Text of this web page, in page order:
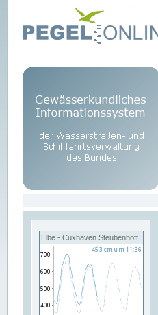
Elbe - Cuxhaven Steubenhöft